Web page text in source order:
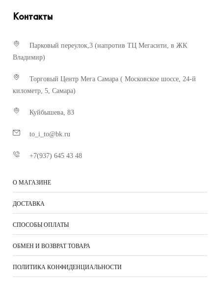
Контакты
Парковый переулок,3 (напротив ТЦ Мегасити, в ЖК
Владимир)
Торговый Центр Мега Самара ( Московское шоссе, 24-й
километр, 5, Самара)
Куйбышева, 83
to_i_to@bk.ru
+7(937) 645 43 48
О МАГАЗИНЕ
ДОСТАВКА
СПОСОБЫ ОПЛАТЫ
ОБМЕН И ВОЗВРАТ ТОВАРА
ПОЛИТИКА КОНФИДЕНЦИАЛЬНОСТИ